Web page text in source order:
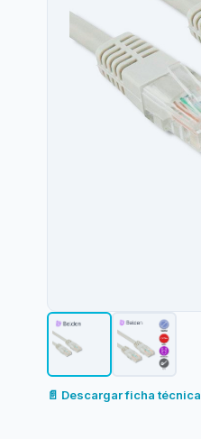
📄 Descargar ficha técnica